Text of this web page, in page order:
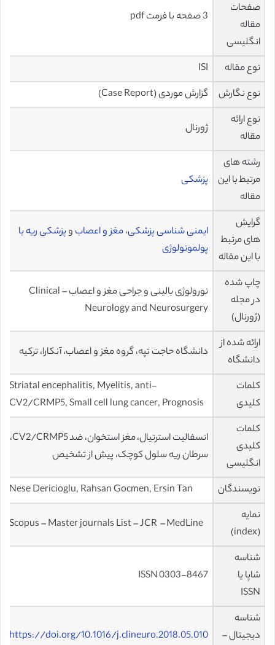
صفحات
مقاله
انگلیسی
3 صفحه با فرمت pdf
نوع مقاله
ISI
نوع نگارش
گزارش موردی (Case Report)
نوع ارائه
مقاله
ژورنال
رشته های
مرتبط با این
مقاله
پزشکی
گرایش
های مرتبط
با این مقاله
ایمنی شناسی پزشکی،مغز و اعصاب وپزشکی ریه یا
پولمونولوژی
چاپ شده
در مجله
(ژورنال)
نورولوژی بالینی و جراحی مغز و اعصاب – Clinical
Neurology and Neurosurgery
ارائه شده از
دانشگاه
دانشگاه حاجت تپه، گروه مغز و اعصاب، آنکارا، ترکیه
کلمات
کلیدی
Striatal encephalitis, Myelitis, anti-
CV2/CRMP5, Small cell lung cancer, Prognosis
کلمات
کلیدی
انگلیسی
انسفالیت استرتیال، مغز استخوان، ضد CV2/CRMP5،
سرطان ریه سلول کوچک، پیش از تشخیص
نویسندگان
Nese Dericioglu, Rahsan Gocmen, Ersin Tan
نمایه
(index)
Scopus – Master journals List – JCR – MedLine
شناسه
شاپا یا
ISSN
ISSN 0303-8467
شناسه
دیجیتال –
https://doi.org/10.1016/j.clineuro.2018.05.010